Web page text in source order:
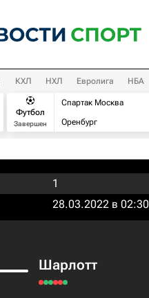
КХЛ НХЛ Евролига НБА
Футбол
Завершен
Спартак Москва
Оренбург
1
28.03.2022 в 02:30
Шарлотт